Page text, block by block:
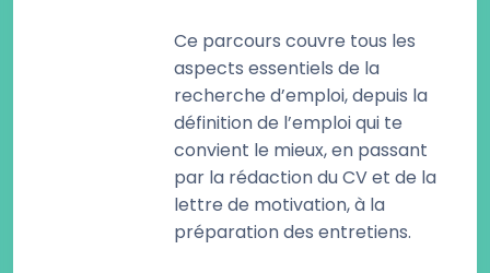
Ce parcours couvre tous les
aspects essentiels de la
recherche d’emploi, depuis la
définition de l’emploi qui te
convient le mieux, en passant
par la rédaction du CV et de la
lettre de motivation, à la
préparation des entretiens.